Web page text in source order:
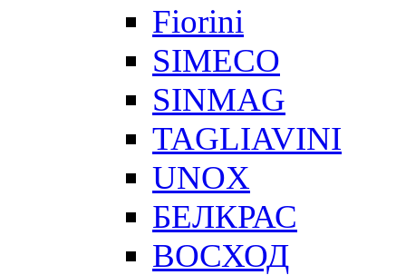
Fiorini
SIMECO
SINMAG
TAGLIAVINI
UNOX
БЕЛКРАС
ВОСХОД